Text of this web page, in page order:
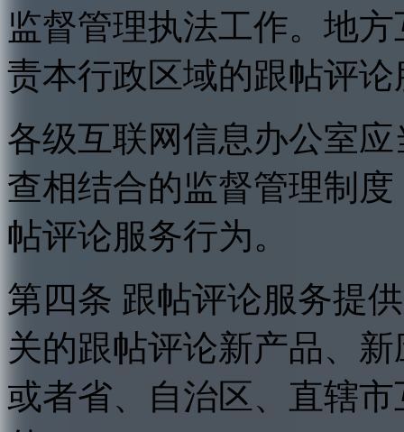
监督管理执法工作。地
责本行政区域的跟帖评
各级互联网信息办公室
查相结合的监督管理制
帖评论服务行为。
第四条 跟帖评论服务提
关的跟帖评论新产品、
或者省、自治区、直辖